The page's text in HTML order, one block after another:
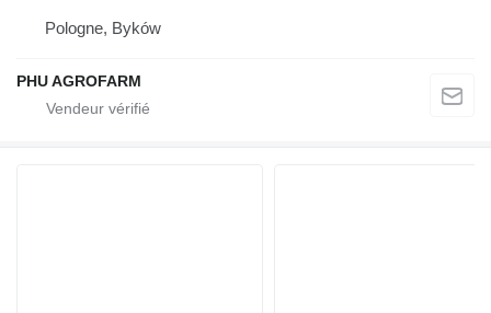
Pologne, Byków
PHU AGROFARM